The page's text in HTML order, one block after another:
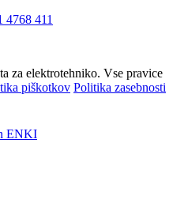
4768 411
za elektrotehniko. Vse pravice
piškotkov Politika zasebnosti
ENKI